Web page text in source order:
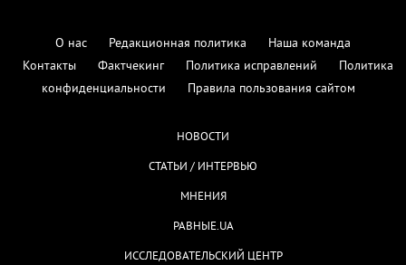
О нас Редакционная политика
Наша команда
Контакты
Фактчекинг Политика исправлений
Политика
конфиденциальности
Правила пользования сайтом
НОВОСТИ
СТАТЬИ / ИНТЕРВЬЮ
МНЕНИЯ
РАВНЫЕ.UA
ИССЛЕДОВАТЕЛЬСКИЙ ЦЕНТР